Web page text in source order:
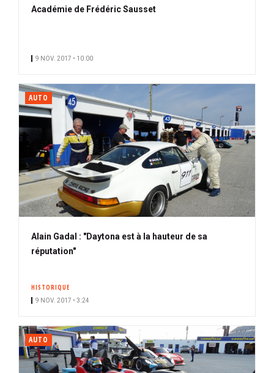
Académie de Frédéric Sausset
9 NOV. 2017 • 10:00
AUTO
Alain Gadal : "Daytona est à la hauteur de sa
réputation"
HISTORIQUE
9 NOV. 2017 • 3:24
AUTO